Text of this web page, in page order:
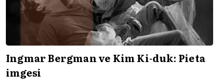
Ingmar Bergman ve Kim Ki-duk: Pieta
imgesi